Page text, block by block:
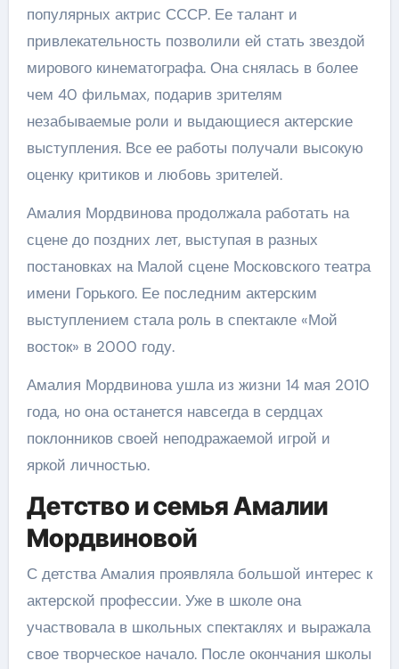
популярных актрис СССР. Ее талант и
привлекательность позволили ей стать звездой
мирового кинематографа. Она снялась в более
чем 40 фильмах, подарив зрителям
незабываемые роли и выдающиеся актерские
выступления. Все ее работы получали высокую
оценку критиков и любовь зрителей.
Амалия Мордвинова продолжала работать на
сцене до поздних лет, выступая в разных
постановках на Малой сцене Московского театра
имени Горького. Ее последним актерским
выступлением стала роль в спектакле «Мой
восток» в 2000 году.
Амалия Мордвинова ушла из жизни 14 мая 2010
года, но она останется навсегда в сердцах
поклонников своей неподражаемой игрой и
яркой личностью.
Детство и семья Амалии
Мордвиновой
С детства Амалия проявляла большой интерес к
актерской профессии. Уже в школе она
участвовала в школьных спектаклях и выражала
свое творческое начало. После окончания школы